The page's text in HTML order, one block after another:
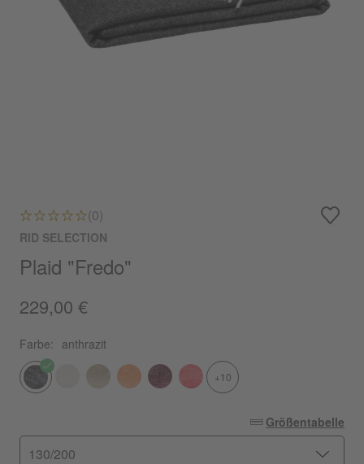
(0)
RID SELECTION
Plaid "Fredo"
229,00 €
Farbe: anthrazit
+10
Größentabelle
130/200